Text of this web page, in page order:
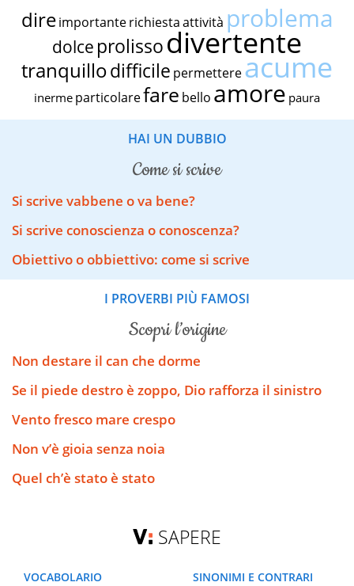
dire importante richiestaattività problema
dolce prolissodivertente
tranquillodifficile permettereacume
inerme particolarefare bello amore paura
HAI UN DUBBIO
come si scrive
Si scrive vabbene o va bene?
Si scrive conoscienza o conoscenza?
Obiettivo o obbiettivo: come si scrive
I PROVERBI PIÙ FAMOSI
scopri l’origine
Non destare il can che dorme
Se il piede destro è zoppo, Dio rafforza il sinistro
Vento fresco mare crespo
Non v’è gioia senza noia
Quel ch’è stato è stato
SAPERE
VOCABOLARIO
SINONIMI E CONTRARI